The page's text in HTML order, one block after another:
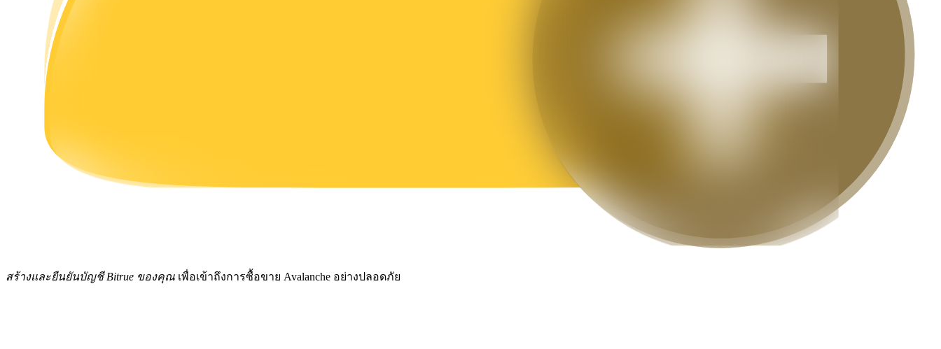
พาวเวอร์พิกกี้
รับรางวัลการแข่งขันทุกวัน
การปักหลัก
สร้างและยืนยันบัญชี Bitrue ของคุณ เพื่อเข้าถึงการซื้อขาย Avalanche อย่างปลอดภัย